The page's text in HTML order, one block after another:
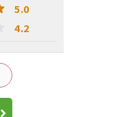
5.0
4.2